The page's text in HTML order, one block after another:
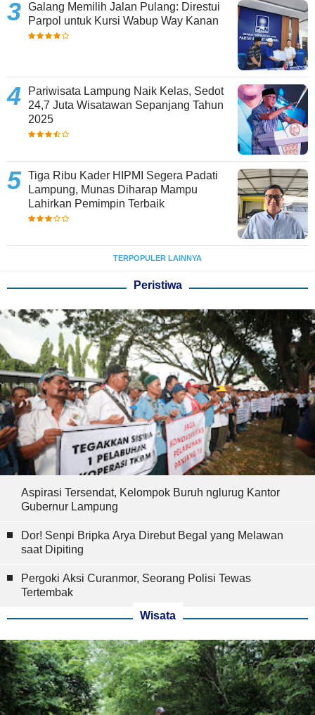
Galang Memilih Jalan Pulang: Direstui
Parpol untuk Kursi Wabup Way Kanan
Pariwisata Lampung Naik Kelas, Sedot
24,7 Juta Wisatawan Sepanjang Tahun
2025
Tiga Ribu Kader HIPMI Segera Padati
Lampung, Munas Diharap Mampu
Lahirkan Pemimpin Terbaik
TERPOPULER LAINNYA
Peristiwa
Aspirasi Tersendat, Kelompok Buruh nglurug Kantor
Gubernur Lampung
Dor! Senpi Bripka Arya Direbut Begal yang Melawan
saat Dipiting
Pergoki Aksi Curanmor, Seorang Polisi Tewas
Tertembak
Wisata